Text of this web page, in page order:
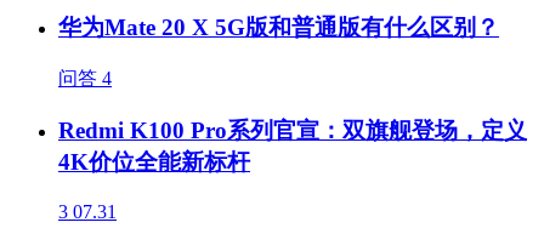
华为Mate 20 X 5G版和普通版有什么区别？
问答 4
Redmi K100 Pro系列官宣：双旗舰登场，定义
4K价位全能新标杆
3 07.31